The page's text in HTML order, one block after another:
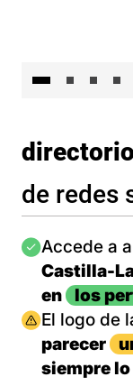
directorio
de redes
Imagen
Accede a
Castilla-
en
los
Imagen
El logo de
parecer
siempre lo